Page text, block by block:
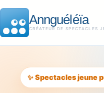
Annguéléïa
CRÉATEUR DE SPECTACLES
✨ Spectacles jeune